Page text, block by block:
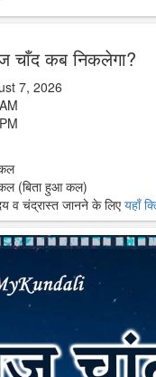
कब निकलेगा?
7, 2026
(बिता हुआ कल)
व चंद्रास्त जानने के लिएयहाँ